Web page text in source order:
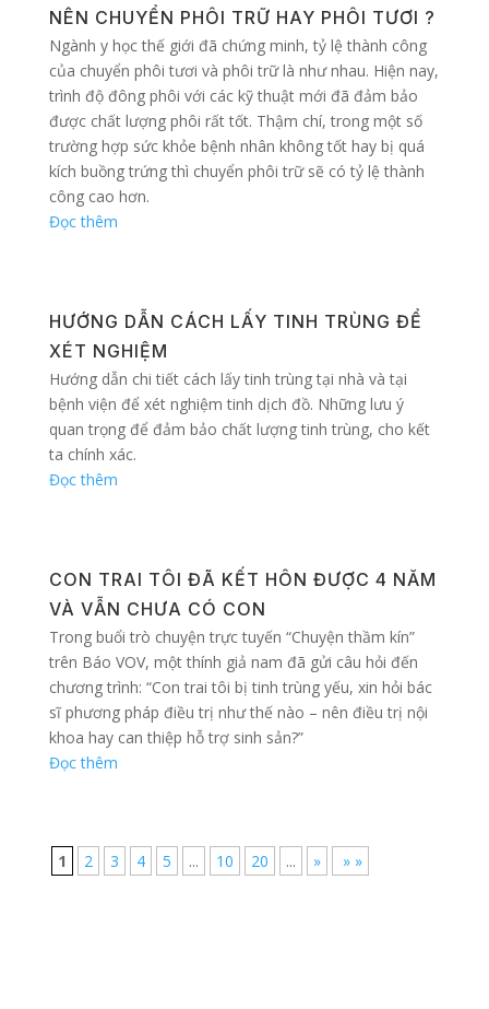
NÊN CHUYỂN PHÔI TRỮ HAY PHÔI TƯƠI ?
Ngành y học thế giới đã chứng minh, tỷ lệ thành công
của chuyển phôi tươi và phôi trữ là như nhau. Hiện nay,
trình độ đông phôi với các kỹ thuật mới đã đảm bảo
được chất lượng phôi rất tốt. Thậm chí, trong một số
trường hợp sức khỏe bệnh nhân không tốt hay bị quá
kích buồng trứng thì chuyển phôi trữ sẽ có tỷ lệ thành
công cao hơn.
Đọc thêm
HƯỚNG DẪN CÁCH LẤY TINH TRÙNG ĐỂ
XÉT NGHIỆM
Hướng dẫn chi tiết cách lấy tinh trùng tại nhà và tại
bệnh viện để xét nghiệm tinh dịch đồ. Những lưu ý
quan trọng để đảm bảo chất lượng tinh trùng, cho kết
ta chính xác.
Đọc thêm
CON TRAI TÔI ĐÃ KẾT HÔN ĐƯỢC 4 NĂM
VÀ VẪN CHƯA CÓ CON
Trong buổi trò chuyện trực tuyến “Chuyện thầm kín”
trên Báo VOV, một thính giả nam đã gửi câu hỏi đến
chương trình: “Con trai tôi bị tinh trùng yếu, xin hỏi bác
sĩ phương pháp điều trị như thế nào – nên điều trị nội
khoa hay can thiệp hỗ trợ sinh sản?”
Đọc thêm
1 2 3 4 5 ... 10 20 ... » » »